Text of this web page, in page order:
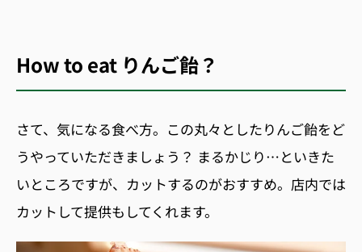
How to eat りんご飴？
さて、気になる食べ方。この丸々としたりんご飴をど
うやっていただきましょう？ まるかじり…といきた
いところですが、カットするのがおすすめ。 店内では
カットして提供もしてくれます。